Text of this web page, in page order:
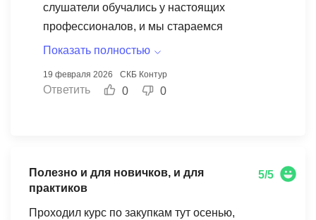
слушатели обучались у настоящих
профессионалов, и мы стараемся
предоставлять только лучшие знания и
подаче материала и полезных примерах
Показать полностью
19 февраля 2026 СКБ Контур
Ответить 0 0
Полезно и для новичков, и для
практиков
5/5
Проходил курс по закупкам тут осенью,